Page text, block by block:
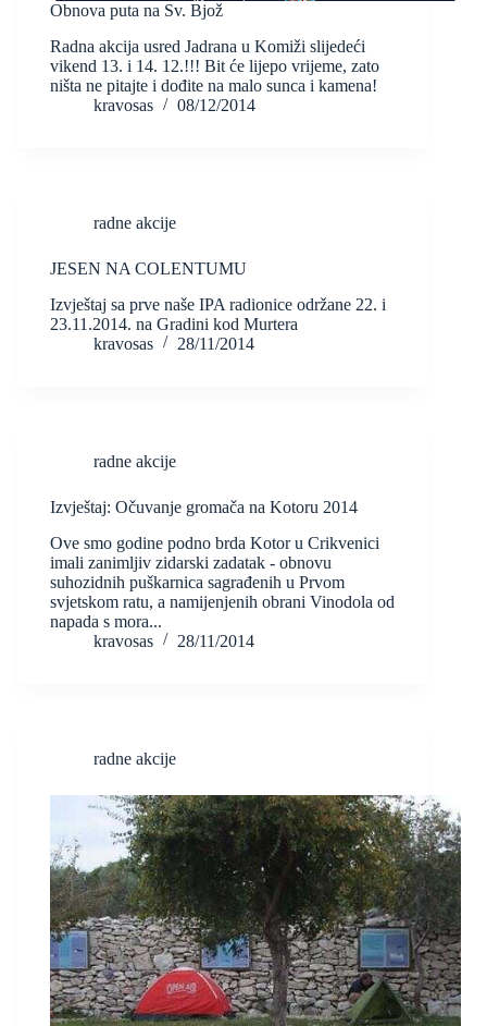
Obnova puta na Sv. Bjož
Radna akcija usred Jadrana u Komiži slijedeći
vikend 13. i 14. 12.!!! Bit će lijepo vrijeme, zato
ništa ne pitajte i dođite na malo sunca i kamena!
kravosas
08/12/2014
radne akcije
JESEN NA COLENTUMU
Izvještaj sa prve naše IPA radionice održane 22. i
23.11.2014. na Gradini kod Murtera
kravosas
28/11/2014
radne akcije
Izvještaj: Očuvanje gromača na Kotoru 2014
Ove smo godine podno brda Kotor u Crikvenici
imali zanimljiv zidarski zadatak - obnovu
suhozidnih puškarnica sagrađenih u Prvom
svjetskom ratu, a namijenjenih obrani Vinodola od
napada s mora...
kravosas
28/11/2014
radne akcije